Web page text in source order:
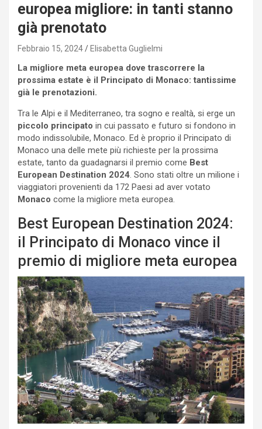
europea migliore: in tanti stanno
già prenotato
Febbraio 15, 2024 Elisabetta Guglielmi
La migliore meta europea dove trascorrere la
prossima estate è il Principato di Monaco: tantissime
già le prenotazioni.
Tra le Alpi e il Mediterraneo, tra sogno e realtà, si erge un
piccolo principato in cui passato e futuro si fondono in
modo indissolubile, Monaco. Ed è proprio il Principato di
Monaco una delle mete più richieste per la prossima
estate, tanto da guadagnarsi il premio come Best
European Destination 2024. Sono stati oltre un milione i
viaggiatori provenienti da 172 Paesi ad aver votato
Monaco come la migliore meta europea.
Best European Destination 2024:
il Principato di Monaco vince il
premio di migliore meta europea